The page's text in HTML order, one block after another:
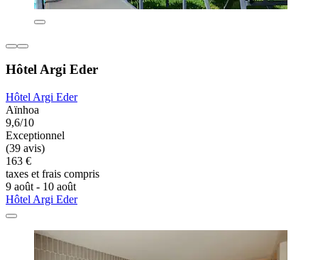
Hôtel Argi Eder
Hôtel Argi Eder
Aïnhoa
9,6/10
Exceptionnel
(39 avis)
163 €
taxes et frais compris
9 août - 10 août
Hôtel Argi Eder